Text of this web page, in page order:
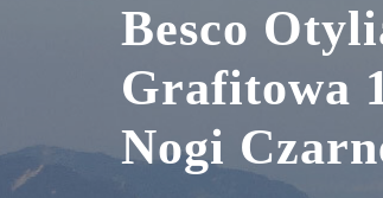
Besco
Grafitowa
Nogi